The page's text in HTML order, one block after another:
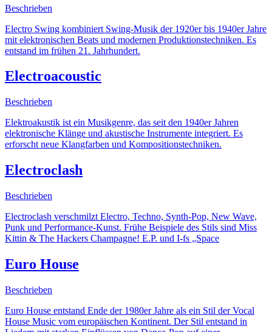
Beschrieben
Electro Swing kombiniert Swing-Musik der 1920er bis 1940er Jahre
mit elektronischen Beats und modernen Produktionstechniken. Es
entstand im frühen 21. Jahrhundert.
Electroacoustic
Beschrieben
Elektroakustik ist ein Musikgenre, das seit den 1940er Jahren
elektronische Klänge und akustische Instrumente integriert. Es
erforscht neue Klangfarben und Kompositionstechniken.
Electroclash
Beschrieben
Electroclash verschmilzt Electro, Techno, Synth-Pop, New Wave,
Punk und Performance-Kunst. Frühe Beispiele des Stils sind Miss
Kittin & The Hackers Champagne! E.P. und I-fs „Space
Euro House
Beschrieben
Euro House entstand Ende der 1980er Jahre als ein Stil der Vocal
House Music vom europäischen Kontinent. Der Stil entstand in